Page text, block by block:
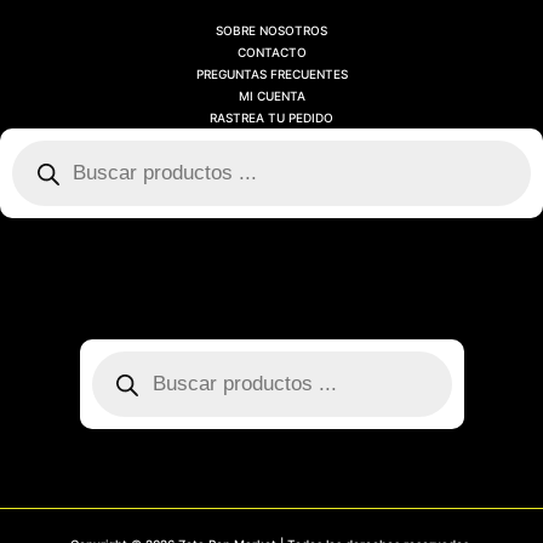
SOBRE NOSOTROS
CONTACTO
PREGUNTAS FRECUENTES
MI CUENTA
RASTREA TU PEDIDO
Búsqueda
Búsqueda